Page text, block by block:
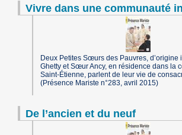
Vivre dans une communauté
Deux Petites Sœurs des Pauvres,
Ghetty et Sœur Ancy, en résidence dans la
Saint-Étienne, parlent de leur vie de
(Présence Mariste n°283, avril 2015)
De l’ancien et du neuf